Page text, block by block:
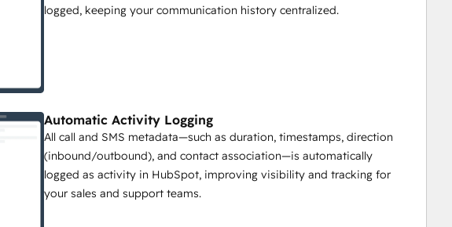
logged, keeping your communication history centralized.
Automatic Activity Logging
All call and SMS metadata—such as duration, timestamps, direction
(inbound/outbound), and contact association—is automatically
logged as activity in HubSpot, improving visibility and tracking for
your sales and support teams.